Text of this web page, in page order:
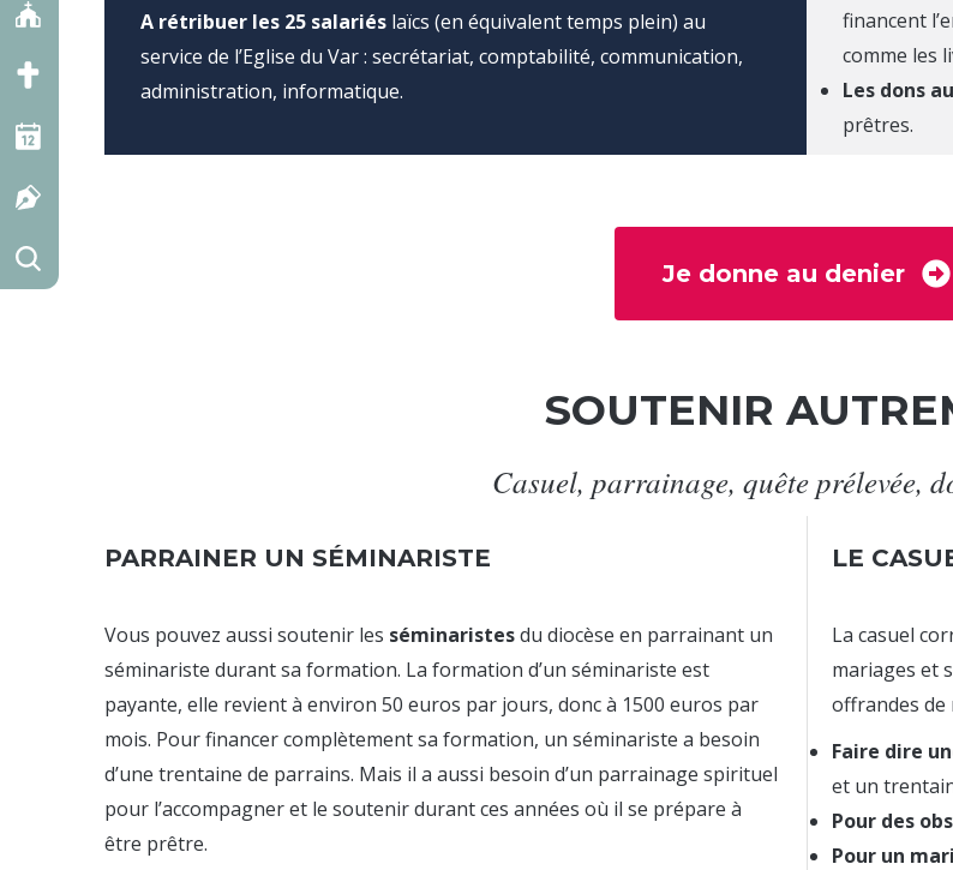
A rétribuer les 25 salariés laïcs (en équivalent temps plein) au
service de l’Eglise du Var : secrétariat, comptabilité, communication,
administration, informatique.
financent
comme les
Les dons
prêtres.
Je donne au denier
SOUTENIR
Casuel, parrainage, quête prélevée,
PARRAINER UN SÉMINARISTE
Vous pouvez aussi soutenir les séminaristesdu diocèse en parrainant un
séminariste durant sa formation. La formation d’un séminariste est
payante, elle revient à environ 50 euros par jours, donc à 1500 euros par
mois. Pour financer complètement sa formation, un séminariste a besoin
d’une trentaine de parrains. Mais il a aussi besoin d’un parrainage spirituel
pour l’accompagner et le soutenir durant ces années où il se prépare à
être prêtre.
LE
La casuel
mariages et
offrandes de
Faire dire
et un
Pour des
Pour un